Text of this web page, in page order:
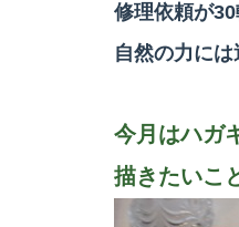
修理依頼が
自然の力に
今月はハガ
描きたいこ